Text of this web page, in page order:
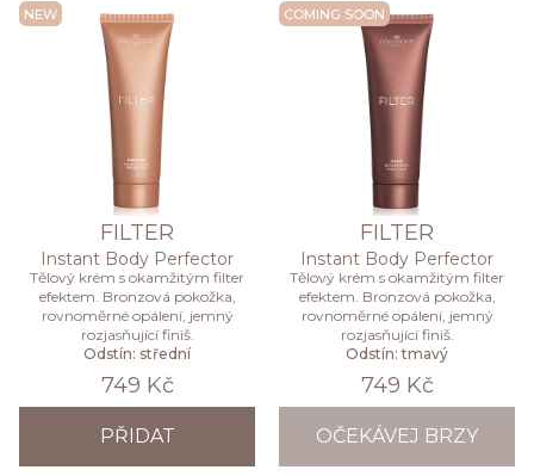
NEW
FILTER
Instant Body Perfector
Tělový krém s okamžitým filter
efektem. Bronzová pokožka,
rovnoměrné opálení, jemný
rozjasňující finiš.
Odstín: střední
749 Kč
PŘIDAT
COMING SOON
FILTER
Instant Body Perfector
Tělový krém s okamžitým filter
efektem. Bronzová pokožka,
rovnoměrné opálení, jemný
rozjasňující finiš.
Odstín: tmavý
749 Kč
OČEKÁVEJ BRZY